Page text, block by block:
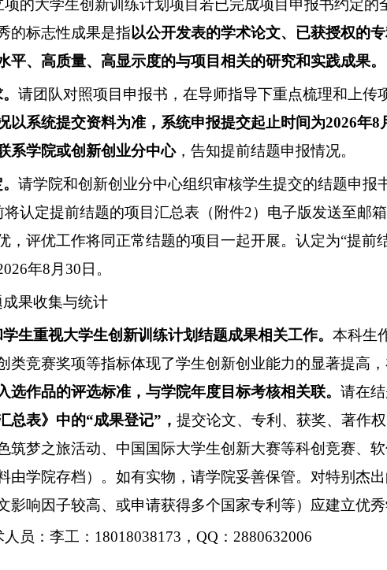
项的大学生创新训练计划项目若已完成项目申报书约定
的标志性成果是指 以公开发表的学术论文、已获授权的
平、高质量、高显示度的与项目相关的研究和实践成果。
请团队对照项目申报书，在导师指导下重点梳理和上传
以系统提交资料为准，系统申报提交起止时间为2026年8
系学院或创新创业分中心，告知提前结题申报情况。
请学院和创新创业分中心组织审核学生提交的结题申报
将认定提前结题的项目汇总表（附件2）电子版发送至邮箱
，评优工作将同正常结题的项目一起开展。认定为“提前
6年8 月 30 日。
果收集与统计
生重视大学生创新训练计划结题成果相关工作。 本科生
类竞赛奖项等指标体现了学生创新创业能力的显著提高
选作品的评选标准，与学院年度目标考核相关联。 请在
总表》中的“成果登记”， 提交论文、专利、获奖、著作
筑梦之旅活动、中国国际大学生创新大赛等科创竞赛、
由学院存档）。如有实物，请学院妥善保管。对特别杰
影响因子较高、或申请获得多个国家专利等）应建立优
员：李工： 18018038173，QQ：2880632006